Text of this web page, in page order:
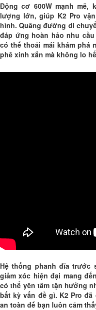
Động cơ 600W mạnh mẽ,
lượng lớn, giúp K2 Pro
hình. Quãng đường di
đáp ứng hoàn hảo nhu
có thể thoải mái khám phá
phê xinh xắn mà không lo
Hệ thống phanh đĩa trước
giảm xóc hiện đại mang
có thể yên tâm tận hưởng
bất kỳ vấn đề gì. K2 Pro
an toàn để bạn luôn cảm